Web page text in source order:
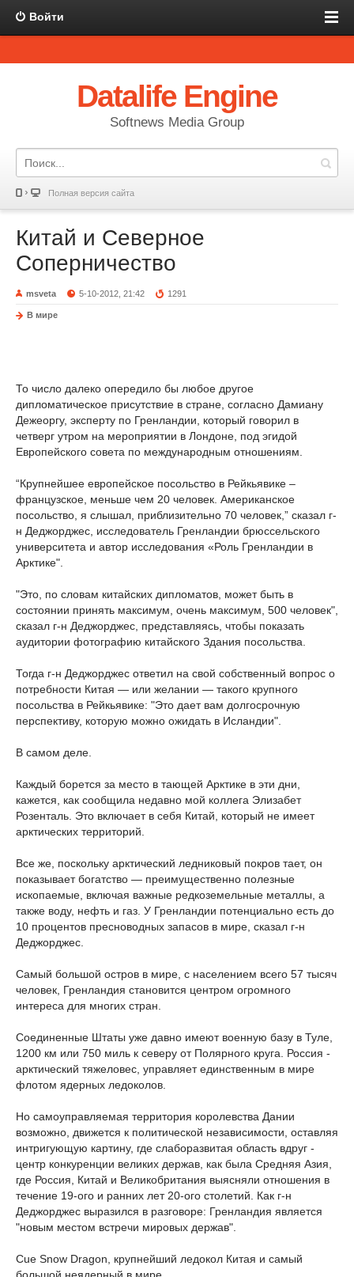
Войти
Datalife Engine
Softnews Media Group
Полная версия сайта
Китай и Северное
Соперничество
msveta 5-10-2012, 21:42 1291
В мире
То число далеко опередило бы любое другое
дипломатическое присутствие в стране, согласно Дамиану
Дежеоргу, эксперту по Гренландии, который говорил в
четверг утром на мероприятии в Лондоне, под эгидой
Европейского совета по международным отношениям.
“Крупнейшее европейское посольство в Рейкьявике –
французское, меньше чем 20 человек. Американское
посольство, я слышал, приблизительно 70 человек,” сказал г-
н Деджорджес, исследователь Гренландии брюссельского
университета и автор исследования «Роль Гренландии в
Арктике".
"Это, по словам китайских дипломатов, может быть в
состоянии принять максимум, очень максимум, 500 человек",
сказал г-н Деджорджес, представляясь, чтобы показать
аудитории фотографию китайского Здания посольства.
Тогда г-н Деджорджес ответил на свой собственный вопрос о
потребности Китая — или желании — такого крупного
посольства в Рейкьявике: "Это дает вам долгосрочную
перспективу, которую можно ожидать в Исландии".
В самом деле.
Каждый борется за место в тающей Арктике в эти дни,
кажется, как сообщила недавно мой коллега Элизабет
Розенталь. Это включает в себя Китай, который не имеет
арктических территорий.
Все же, поскольку арктический ледниковый покров тает, он
показывает богатство — преимущественно полезные
ископаемые, включая важные редкоземельные металлы, а
также воду, нефть и газ. У Гренландии потенциально есть до
10 процентов пресноводных запасов в мире, сказал г-н
Деджорджес.
Самый большой остров в мире, с населением всего 57 тысяч
человек, Гренландия становится центром огромного
интереса для многих стран.
Соединенные Штаты уже давно имеют военную базу в Туле,
1200 км или 750 миль к северу от Полярного круга. Россия -
арктический тяжеловес, управляет единственным в мире
флотом ядерных ледоколов.
Но самоуправляемая территория королевства Дании
возможно, движется к политической независимости, оставляя
интригующую картину, где слаборазвитая область вдруг -
центр конкуренции великих держав, как была Средняя Азия,
где Россия, Китай и Великобритания выясняли отношения в
течение 19-ого и ранних лет 20-ого столетий. Как г-н
Деджорджес выразился в разговоре: Гренландия является
"новым местом встречи мировых держав".
Cue Snow Dragon, крупнейший ледокол Китая и самый